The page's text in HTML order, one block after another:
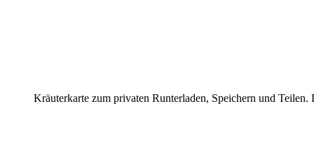
Kräuterkarte zum privaten Runterladen, Speichern und